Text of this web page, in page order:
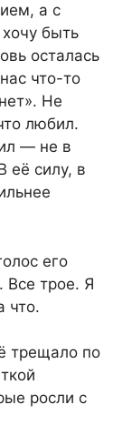
а с
быть
осталась
что-то
Не
любил.
— не в
её силу, в
его
трое. Я
что.
трещало по
росли с